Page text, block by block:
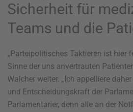
Sicherheit für
Teams und die
„Parteipolitisches Taktieren ist hier
Sinne der uns anvertrauten
Walcher weiter. „Ich appelliere
und Entscheidungskraft der
Parlamentarier, denn alle an der